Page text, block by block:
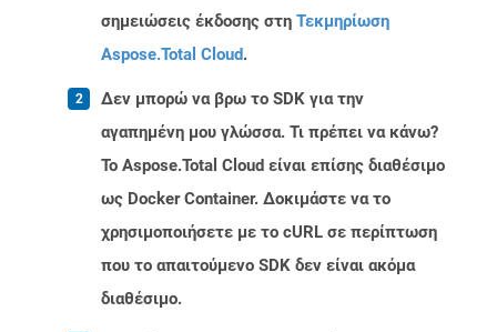
σημειώσεις έκδοσης στη Τεκμηρίωση
Aspose.Total Cloud.
Δεν μπορώ να βρω το SDK για την
αγαπημένη μου γλώσσα. Τι πρέπει να κάνω?
Το Aspose.Total Cloud είναι επίσης διαθέσιμο
ως Docker Container. Δοκιμάστε να το
χρησιμοποιήσετε με το cURL σε περίπτωση
που το απαιτούμενο SDK δεν είναι ακόμα
διαθέσιμο.